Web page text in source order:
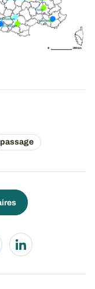
passage
window
in a new window
Opens in a new